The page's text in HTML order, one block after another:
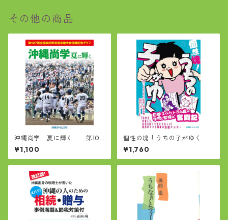
その他の商品
沖縄尚学 夏に輝く 第107
回全国高校野球選手権大会優
勝記念グラフ
¥1,100
個性の塊！うちの子がゆく
¥1,760